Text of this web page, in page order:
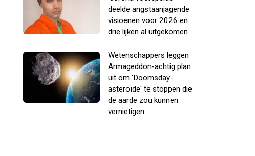
deelde angstaanjagende
visioenen voor 2026 en
drie lijken al uitgekomen
Wetenschappers leggen
Armageddon-achtig plan
uit om 'Doomsday-
asteroïde' te stoppen die
de aarde zou kunnen
vernietigen